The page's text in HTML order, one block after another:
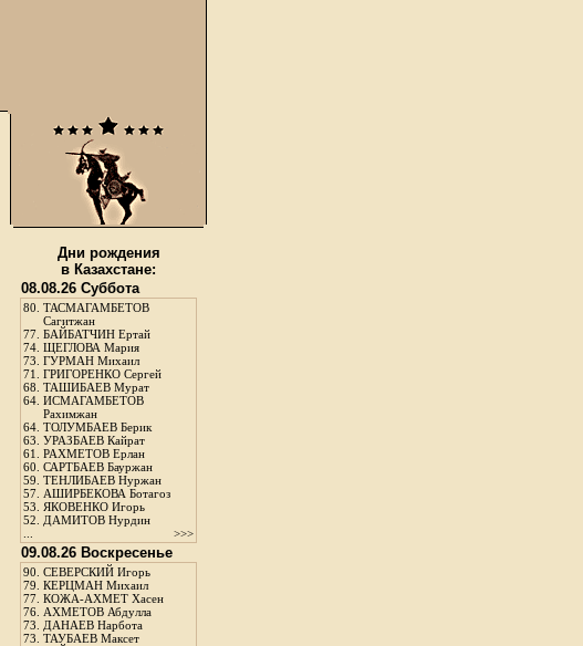
Дни рождения
в Казахстане:
08.08.26 Суббота
80. ТАСМАГАМБЕТОВ
Сагитжан
77. БАЙБАТЧИН Ертай
74. ЩЕГЛОВА Мария
73. ГУРМАН Михаил
71. ГРИГОРЕНКО Сергей
68. ТАШИБАЕВ Мурат
64. ИСМАГАМБЕТОВ
Рахимжан
64. ТОЛУМБАЕВ Берик
63. УРАЗБАЕВ Кайрат
61. РАХМЕТОВ Ерлан
60. САРТБАЕВ Бауржан
59. ТЕНЛИБАЕВ Нуржан
57. АШИРБЕКОВА Ботагоз
53. ЯКОВЕНКО Игорь
52. ДАМИТОВ Нурдин
>>>
09.08.26 Воскресенье
90. СЕВЕРСКИЙ Игорь
79. КЕРЦМАН Михаил
77. КОЖА-АХМЕТ Хасен
76. АХМЕТОВ Абдулла
73. ДАНАЕВ Нарбота
73. ТАУБАЕВ Максет